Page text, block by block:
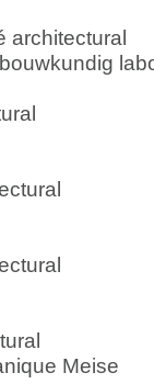
architectural
Meise